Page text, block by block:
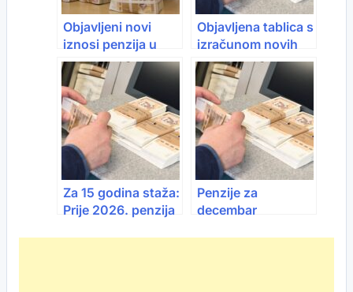
Objavljeni novi
iznosi penzija u
FBiH: Ko dobija
koliko
Objavljena tablica s
izračunom novih
penzija: Izračunajte
sami koliko biste
dobivali ovisno o
godinama staža
Za 15 godina staža:
Prije 2026. penzija
Penzije za
decembar